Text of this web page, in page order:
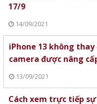
17/9
14/09/2021
iPhone 13 không
camera được nâng
13/09/2021
Cách xem trực tiếp